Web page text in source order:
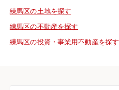
練馬区の土地を探す
練馬区の不動産を探す
練馬区の投資・事業用不動産を探す